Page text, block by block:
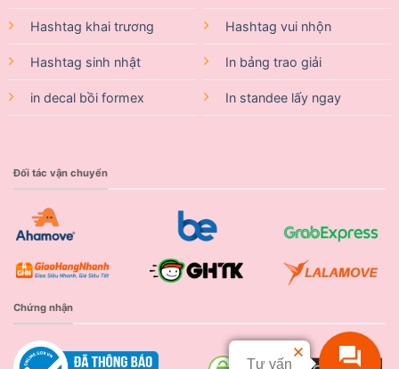
Hashtag khai trương
Hashtag sinh nhật
in decal bồi formex
Hashtag vui nhộn
In bảng trao giải
In standee lấy ngay
Đối tác vận chuyển
Chứng nhận
Tư vấn